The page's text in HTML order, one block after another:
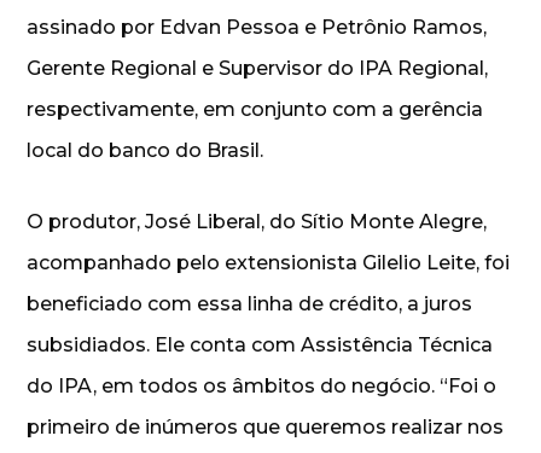
assinado por Edvan Pessoa e Petrônio Ramos,
Gerente Regional e Supervisor do IPA Regional,
respectivamente, em conjunto com a gerência
local do banco do Brasil.
O produtor, José Liberal, do Sítio Monte Alegre,
acompanhado pelo extensionista Gilelio Leite, foi
beneficiado com essa linha de crédito, a juros
subsidiados. Ele conta com Assistência Técnica
do IPA, em todos os âmbitos do negócio. “Foi o
primeiro de inúmeros que queremos realizar nos